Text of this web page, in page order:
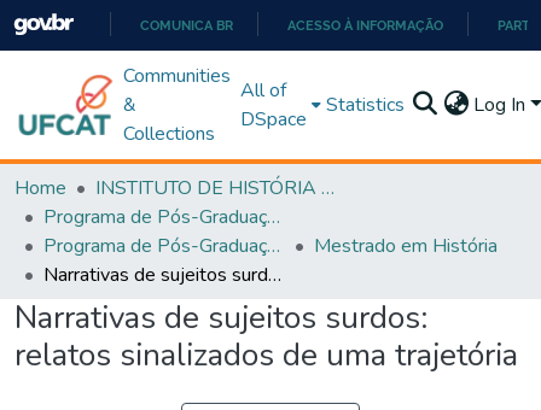
PARA
O
COMUNICA BR ACESSO À INFORMAÇÃO
Communities
&
Collections
All of
DSpace
Statistics Log In
Home
INSTITUTO DE HISTÓRIA E CIÊNCIAS SOCIAIS
Programa de Pós-Graduação em História, Cultura e Formação de Professores (PPGH-MP)
Programa de Pós-Graduação em História, Cultura e Formação de Professores - PPGH-MP
Mestrado em História
Narrativas de sujeitos surdos: relatos sinalizados de uma trajetória
Narrativas de sujeitos surdos:
relatos sinalizados de uma trajetória